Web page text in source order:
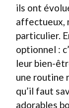
ils ont
affectueux,
particulier.
optionnel :
leur bien-
une routine
qu’il faut
adorables